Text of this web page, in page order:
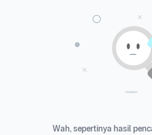
Wah, sepertinya hasil